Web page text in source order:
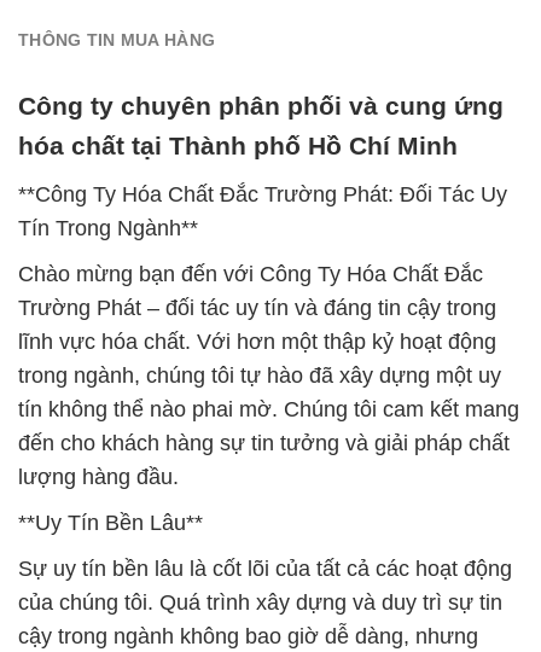
THÔNG TIN MUA HÀNG
Công ty chuyên phân phối và cung ứng
hóa chất tại Thành phố Hồ Chí Minh
**Công Ty Hóa Chất Đắc Trường Phát: Đối Tác Uy
Tín Trong Ngành**
Chào mừng bạn đến với Công Ty Hóa Chất Đắc
Trường Phát – đối tác uy tín và đáng tin cậy trong
lĩnh vực hóa chất. Với hơn một thập kỷ hoạt động
trong ngành, chúng tôi tự hào đã xây dựng một uy
tín không thể nào phai mờ. Chúng tôi cam kết mang
đến cho khách hàng sự tin tưởng và giải pháp chất
lượng hàng đầu.
**Uy Tín Bền Lâu**
Sự uy tín bền lâu là cốt lõi của tất cả các hoạt động
của chúng tôi. Quá trình xây dựng và duy trì sự tin
cậy trong ngành không bao giờ dễ dàng, nhưng